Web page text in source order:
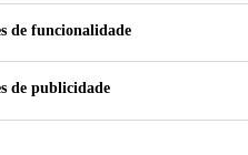
Elevada resistência à
de funcionalidade
de publicidade